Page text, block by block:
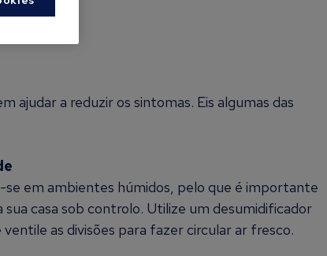
ajudar a reduzir os sintomas. Eis algumas das
se em ambientes húmidos, pelo que é importante
sua casa sob controlo. Utilize um desumidificador
ventile as divisões para fazer circular ar fresco.